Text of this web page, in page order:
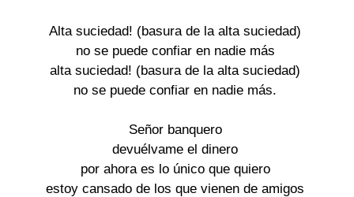
Alta suciedad! (basura de la alta suciedad)
no se puede confiar en nadie más
alta suciedad! (basura de la alta suciedad)
no se puede confiar en nadie más.
Señor banquero
devuélvame el dinero
por ahora es lo único que quiero
estoy cansado de los que vienen de amigos